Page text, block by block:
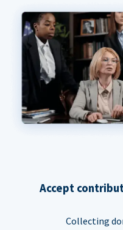
Accept
Collecting